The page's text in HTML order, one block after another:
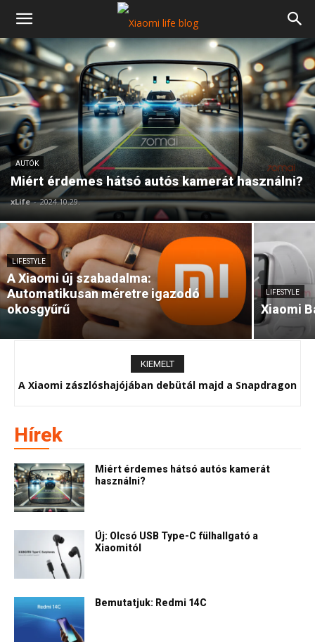
AUTÓK
Miért érdemes hátsó autós kamerát használni?
xLife - 2024.10.29.
LIFESTYLE
A Xiaomi új szabadalma:
Automatikusan méretre igazodó
okosgyűrű
LIFESTYLE
Xiaomi
KIEMELT
A Xiaomi zászlóshajójában debütál majd a Snapdragon
120 Hz-es AMOLED kijelzővel mutatkozott be Kínában a
Hírek
Miért érdemes hátsó autós kamerát
használni?
Új: Olcsó USB Type-C fülhallgató a
Xiaomitól
Bemutatjuk: Redmi 14C